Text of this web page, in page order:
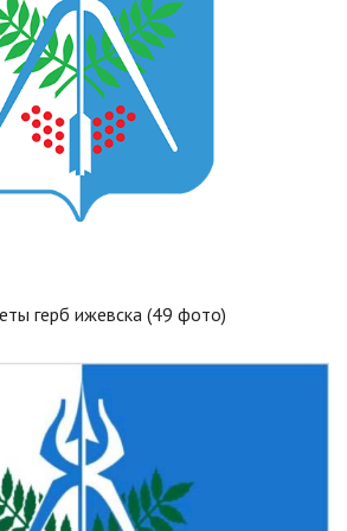
герб ижевска (49 фото)